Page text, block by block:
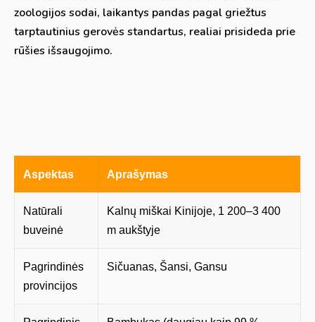
zoologijos sodai, laikantys pandas pagal griežtus
tarptautinius gerovės standartus, realiai prisideda prie
rūšies išsaugojimo.
Aspektas Aprašymas
Natūrali
buveinė
Kalnų miškai Kinijoje, 1 200–3 400
m aukštyje
Pagrindinės
provincijos
Sičuanas, Šansi, Gansu